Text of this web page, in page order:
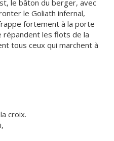
le bâton du berger, avec
le Goliath infernal,
fortement à la porte
répandent les flots de la
tous ceux qui marchent à
croix.